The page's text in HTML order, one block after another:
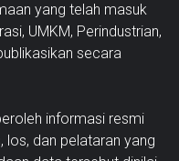
yang telah masuk
UMKM, Perindustrian,
secara
informasi resmi
los, dan pelataran yang